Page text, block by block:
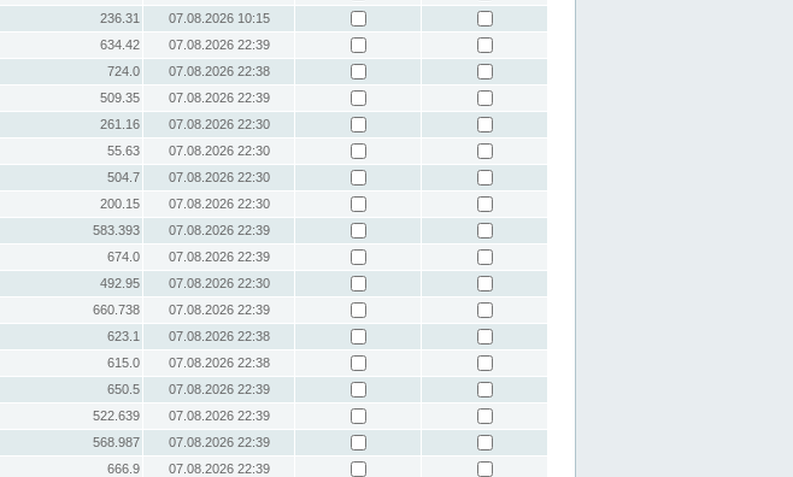
236.31
07.08.2026 10:15
634.42
07.08.2026 22:39
724.0
07.08.2026 22:38
509.35
07.08.2026 22:39
261.16
07.08.2026 22:30
55.63
07.08.2026 22:30
504.7
07.08.2026 22:30
200.15
07.08.2026 22:30
583.393
07.08.2026 22:39
674.0
07.08.2026 22:39
492.95
07.08.2026 22:30
660.738
07.08.2026 22:39
623.1
07.08.2026 22:38
615.0
07.08.2026 22:38
650.5
07.08.2026 22:39
522.639
07.08.2026 22:39
568.987
07.08.2026 22:39
666.9
07.08.2026 22:39